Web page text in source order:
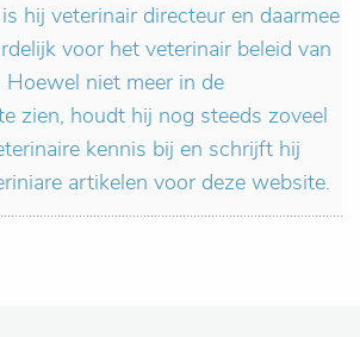
hij veterinair directeur en daarmee
voor het veterinair beleid van
Hoewel niet meer in de
zien, houdt hij nog steeds zoveel
kennis bij en schrijft hij
artikelen voor deze website.